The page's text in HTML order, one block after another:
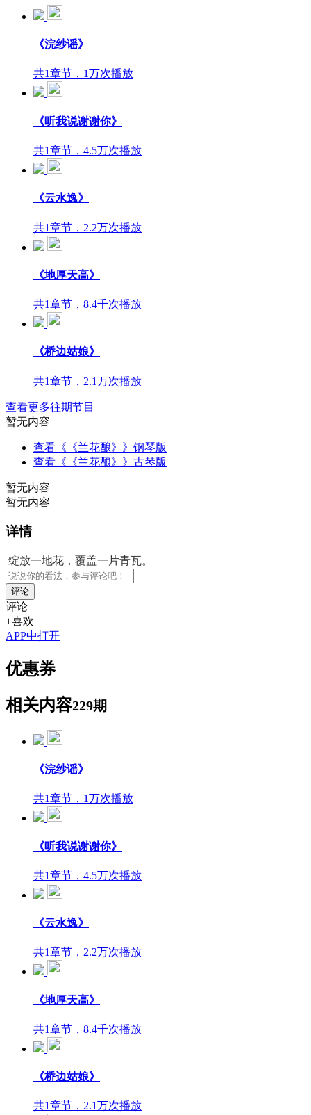
《浣纱谣》
共1章节，1万次播放
《听我说谢谢你》
共1章节，4.5万次播放
《云水逸》
共1章节，2.2万次播放
《地厚天高》
共1章节，8.4千次播放
《桥边姑娘》
共1章节，2.1万次播放
查看更多往期节目
暂无内容
查看《《兰花酿》》钢琴版
查看《《兰花酿》》古琴版
暂无内容
暂无内容
详情
绽放一地花，覆盖一片青瓦。
评论
评论
+喜欢
APP中打开
优惠券
相关内容229期
《浣纱谣》
共1章节，1万次播放
《听我说谢谢你》
共1章节，4.5万次播放
《云水逸》
共1章节，2.2万次播放
《地厚天高》
共1章节，8.4千次播放
《桥边姑娘》
共1章节，2.1万次播放